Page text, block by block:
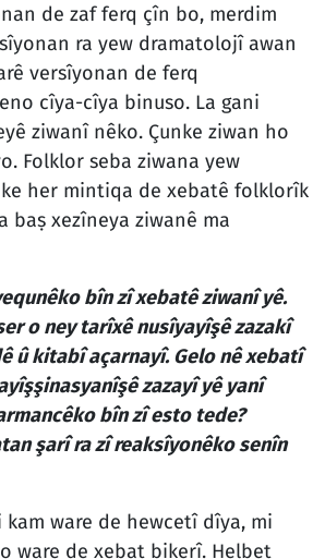
de zaf ferq çîn bo, merdim
ra yew dramatolojî awan
versîyonan de ferq
cîya-cîya binuso. La gani
ziwanî nêko. Çunke ziwan ho
Folklor seba ziwana yew
her mintiqa de xebatê folklorîk
baṣ xezîneya ziwanê ma
bîn zî xebatê ziwanî yê.
o ney tarîxê nusîyayîşê zazakî
û kitabî açarnayî. Gelo nê xebatî
zazayî yê yanî
bîn zî esto tede?
şarî ra zî reaksîyonêko senîn
kam ware de hewcetî dîya, mi
ware de xebat bikerî. Helbet